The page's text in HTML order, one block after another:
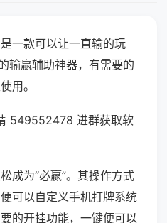
一款可以让一直输的玩
输赢辅助神器，有需要的
用。
549552478 进群获取软
成为“必赢”。其操作方式
可以自定义手机打牌系统
的开挂功能，一键便可以